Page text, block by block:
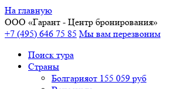
На главную
ООО «Гарант - Центр бронирования»
+7 (495) 646 75 85 Мы вам перезвоним
Поиск тура
Cтраны
Болгарияот 155 059 руб